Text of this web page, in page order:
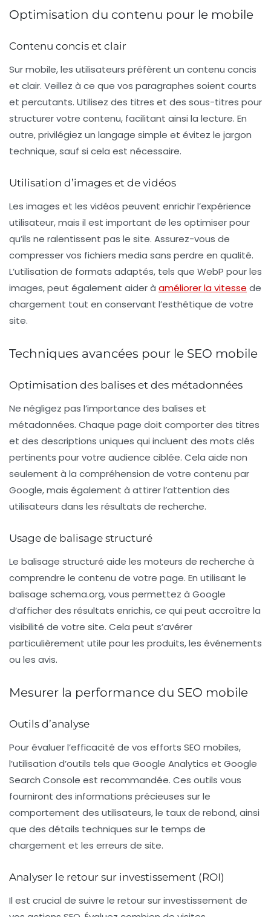
Optimisation du contenu pour le mobile
Contenu concis et clair
Sur mobile, les utilisateurs préfèrent un contenu concis
et clair. Veillez à ce que vos paragraphes soient courts
et percutants. Utilisez des titres et des sous-titres pour
structurer votre contenu, facilitant ainsi la lecture. En
outre, privilégiez un langage simple et évitez le jargon
technique, sauf si cela est nécessaire.
Utilisation d’images et de vidéos
Les images et les vidéos peuvent enrichir l’expérience
utilisateur, mais il est important de les optimiser pour
qu’ils ne ralentissent pas le site. Assurez-vous de
compresser vos fichiers media sans perdre en qualité.
L’utilisation de formats adaptés, tels que WebP pour les
images, peut également aider à améliorer la vitesse de
chargement tout en conservant l’esthétique de votre
site.
Techniques avancées pour le SEO mobile
Optimisation des balises et des métadonnées
Ne négligez pas l’importance des balises et
métadonnées. Chaque page doit comporter des titres
et des descriptions uniques qui incluent des mots clés
pertinents pour votre audience ciblée. Cela aide non
seulement à la compréhension de votre contenu par
Google, mais également à attirer l’attention des
utilisateurs dans les résultats de recherche.
Usage de balisage structuré
Le balisage structuré aide les moteurs de recherche à
comprendre le contenu de votre page. En utilisant le
balisage schema.org, vous permettez à Google
d’afficher des résultats enrichis, ce qui peut accroître la
visibilité de votre site. Cela peut s’avérer
particulièrement utile pour les produits, les événements
ou les avis.
Mesurer la performance du SEO mobile
Outils d’analyse
Pour évaluer l’efficacité de vos efforts SEO mobiles,
l’utilisation d’outils tels que Google Analytics et Google
Search Console est recommandée. Ces outils vous
fourniront des informations précieuses sur le
comportement des utilisateurs, le taux de rebond, ainsi
que des détails techniques sur le temps de
chargement et les erreurs de site.
Analyser le retour sur investissement (ROI)
Il est crucial de suivre le retour sur investissement de